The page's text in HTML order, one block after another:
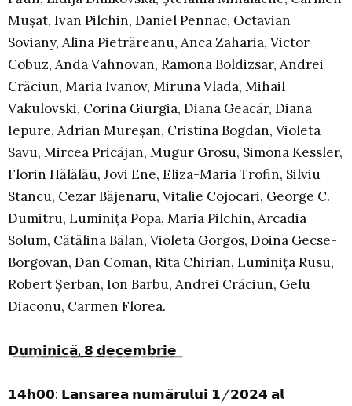
Mușat, Ivan Pilchin, Daniel Pennac, Octavian
Soviany, Alina Pietrăreanu, Anca Zaharia, Victor
Cobuz, Anda Vahnovan, Ramona Boldizsar, Andrei
Crăciun, Maria Ivanov, Miruna Vlada, Mihail
Vakulovski, Corina Giurgia, Diana Geacăr, Diana
Iepure, Adrian Mureșan, Cristina Bogdan, Violeta
Savu, Mircea Pricăjan, Mugur Grosu, Simona Kessler,
Florin Hălălău, Jovi Ene, Eliza-Maria Trofin, Silviu
Stancu, Cezar Băjenaru, Vitalie Cojocari, George C.
Dumitru, Luminița Popa, Maria Pilchin, Arcadia
Solum, Cătălina Bălan, Violeta Gorgos, Doina Gecse-
Borgovan, Dan Coman, Rita Chirian, Luminița Rusu,
Robert Șerban, Ion Barbu, Andrei Crăciun, Gelu
Diaconu, Carmen Florea.
𝗗͟𝘂͟𝗺͟𝗶͟𝗻͟𝗶͟𝗰͟𝗮̆͟͟,͟ ͟𝟴͟ ͟𝗱͟𝗲͟𝗰͟𝗲͟𝗺͟𝗯͟𝗿͟𝗶͟𝗲͟
𝟭𝟰𝗵𝟬𝟬: 𝗟𝗮𝗻𝘀𝗮𝗿𝗲𝗮 𝗻𝘂𝗺𝗮̆𝗿𝘂𝗹𝘂𝗶 𝟭/𝟮𝟬𝟮𝟰 𝗮𝗹